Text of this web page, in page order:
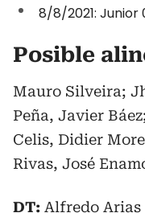
8/8/2021: Junior
Posible
Mauro Silveira;
Peña, Javier
Celis, Didier
Rivas, José
DT: Alfredo Arias